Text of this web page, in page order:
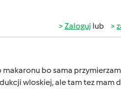
Zaloguj lub
bo sama
wloskiej, ale tam tez